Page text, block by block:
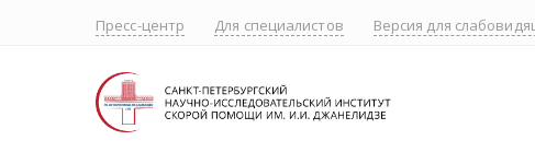
Пресс-центр Для специалистов Версия для